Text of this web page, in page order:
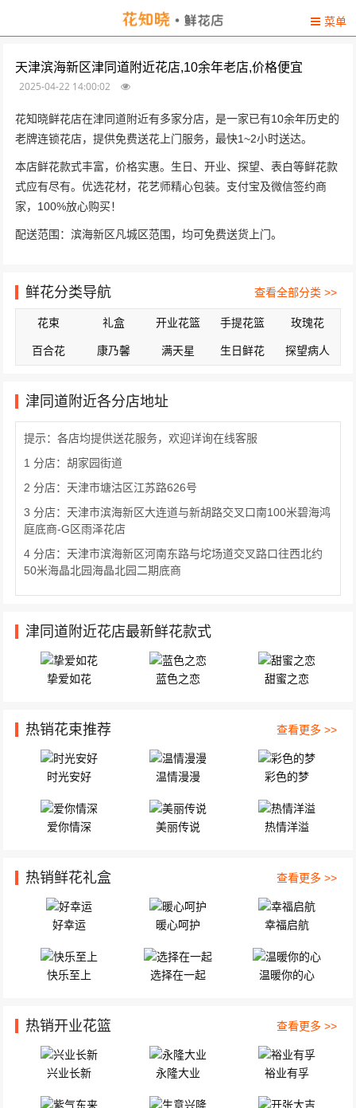
菜单
天津滨海新区津同道附近花店,10余年老店,价格便宜
2025-04-22 14:00:02
花知晓鲜花店在津同道附近有多家分店，是一家已有10余年历史的
老牌连锁花店，提供免费送花上门服务，最快1~2小时送达。
本店鲜花款式丰富，价格实惠。生日、开业、探望、表白等鲜花款
式应有尽有。优选花材，花艺师精心包装。支付宝及微信签约商
家，100%放心购买！
配送范围：滨海新区凡城区范围，均可免费送货上门。
鲜花分类导航 查看全部分类 >>
花束 礼盒 开业花篮 手提花篮 玫瑰花
百合花 康乃馨 满天星 生日鲜花 探望病人
津同道附近各分店地址
提示：各店均提供送花服务，欢迎详询在线客服
1 分店：胡家园街道
2 分店：天津市塘沽区江苏路626号
3 分店：天津市滨海新区大连道与新胡路交叉口南100米碧海鸿
庭底商-G区雨泽花店
4 分店：天津市滨海新区河南东路与坨场道交叉路口往西北约
50米海晶北园海晶北园二期底商
津同道附近花店最新鲜花款式
挚爱如花 蓝色之恋 甜蜜之恋
热销花束推荐 查看更多 >>
时光安好 温情漫漫 彩色的梦
爱你情深 美丽传说 热情洋溢
热销鲜花礼盒 查看更多 >>
好幸运 暖心呵护 幸福启航
快乐至上 选择在一起 温暖你的心
热销开业花篮 查看更多 >>
兴业长新 永隆大业 裕业有孚